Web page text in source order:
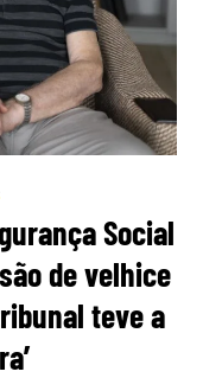
Social
de velhice
teve a